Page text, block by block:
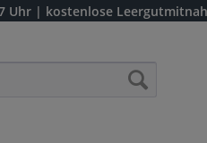
Uhr | kostenlose